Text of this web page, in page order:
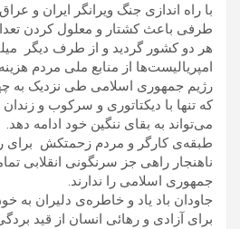
طرفی باعث کشتار و معلول کردن
هر دو کشور گردید و از طرف دیگر
امپریالیست‌ها از منابع ملی مردم
رژیم جمهوری اسلامی طی نزدیک به
که تنها با دیکتاتوری و سرکوب و
می‌تواند به بقای ننگین خود ادامه دهد.
طبقه‌ی کارگر و مردم زحمتکش برای
ناهنجار راهی جز سرنگونی انقلابی
جمهوری اسلامی را ندارند.
جاودان باد یاد و خاطره‌ی دلیران به
برای آزادی و رهائی انسان از قید